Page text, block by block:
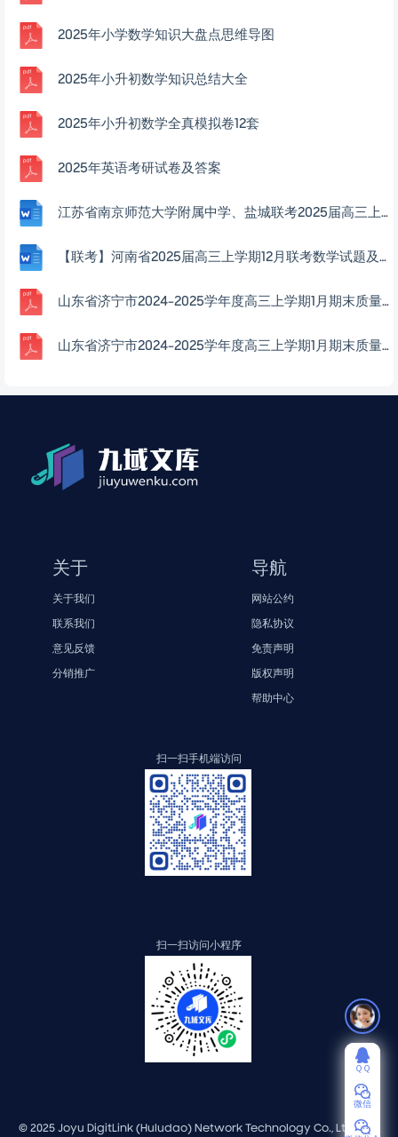
2025年小学数学知识大盘点思维导图
2025年小升初数学知识总结大全
2025年小升初数学全真模拟卷12套
2025年英语考研试卷及答案
江苏省南京师范大学附属中学、盐城联考2025届高三上学期一模考前模拟数学试题及解析
【联考】河南省2025届高三上学期12月联考数学试题及解析
山东省济宁市2024-2025学年度高三上学期1月期末质量检测数学答案2025-01-07
山东省济宁市2024-2025学年度高三上学期1月期末质量检测数学试题2025-01-07
关于
关于我们
联系我们
意见反馈
分销推广
导航
网站公约
隐私协议
免责声明
版权声明
帮助中心
扫一扫手机端访问
扫一扫访问小程序
© 2025 Joyu DigitLink (Huludao) Network Technology Co., Ltd. 版权
ＱＱ
微信